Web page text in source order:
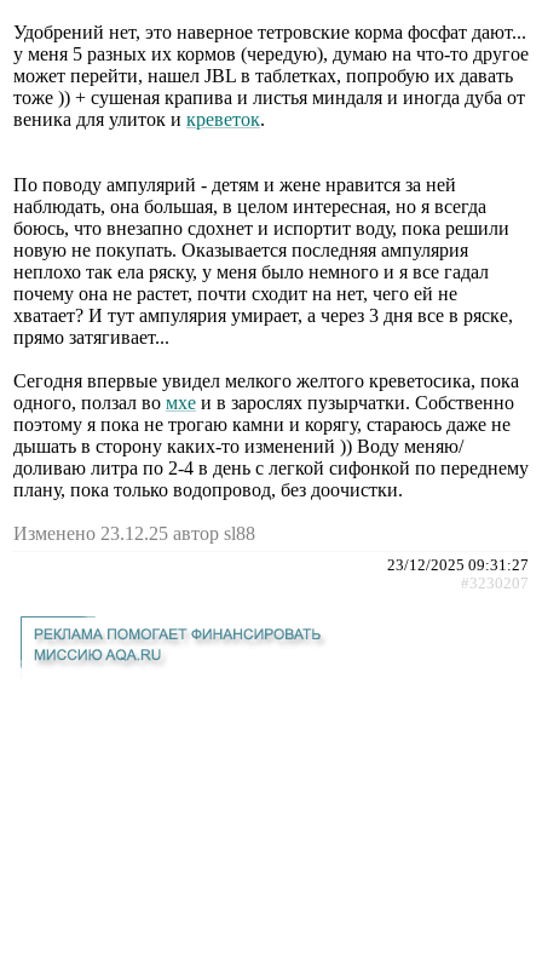
Удобрений нет, это наверное тетровские корма фосфат дают...
у меня 5 разных их кормов (чередую), думаю на что-то другое
может перейти, нашел JBL в таблетках, попробую их давать
тоже )) + сушеная крапива и листья миндаля и иногда дуба от
веника для улиток и креветок.
По поводу ампулярий - детям и жене нравится за ней
наблюдать, она большая, в целом интересная, но я всегда
боюсь, что внезапно сдохнет и испортит воду, пока решили
новую не покупать. Оказывается последняя ампулярия
неплохо так ела ряску, у меня было немного и я все гадал
почему она не растет, почти сходит на нет, чего ей не
хватает? И тут ампулярия умирает, а через 3 дня все в ряске,
прямо затягивает...
Сегодня впервые увидел мелкого желтого креветосика, пока
одного, ползал во мхе и в зарослях пузырчатки. Собственно
поэтому я пока не трогаю камни и корягу, стараюсь даже не
дышать в сторону каких-то изменений )) Воду меняю/
доливаю литра по 2-4 в день с легкой сифонкой по переднему
плану, пока только водопровод, без доочистки.
Изменено 23.12.25 автор sl88
23/12/2025 09:31:27
#3230207